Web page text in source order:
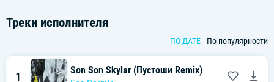
Треки исполнителя
ПО ДАТЕ По популярности
1
Son Son Skylar (Пустоши Remix)